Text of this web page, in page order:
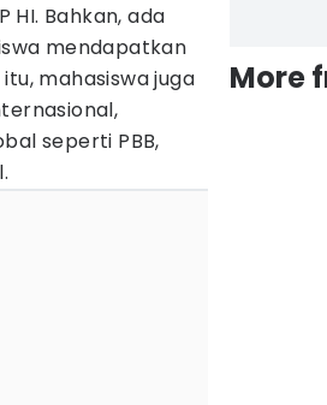
HI. Bahkan, ada
mendapatkan
mahasiswa juga
seperti PBB,
More